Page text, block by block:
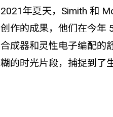
2021年夏天，Simith 和
创作的成果，他们在今年
合成器和灵性电子编配的
糊的时光片段，捕捉到了